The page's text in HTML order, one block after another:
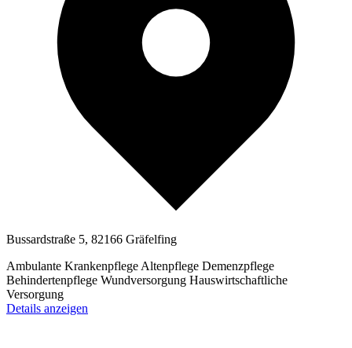
Bussardstraße 5, 82166 Gräfelfing
Ambulante Krankenpflege Altenpflege Demenzpflege
Behindertenpflege Wundversorgung Hauswirtschaftliche
Versorgung
Details anzeigen